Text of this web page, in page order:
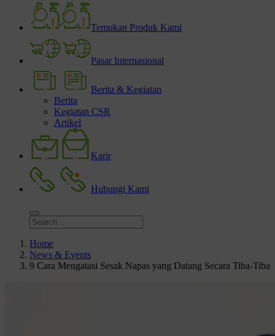
Temukan Produk Kami
Pasar Internasional
Berita & Kegiatan
Berita
Kegiatan CSR
Artikel
Karir
Hubungi Kami
Home
News & Events
9 Cara Mengatasi Sesak Napas yang Datang Secara Tiba-Tiba